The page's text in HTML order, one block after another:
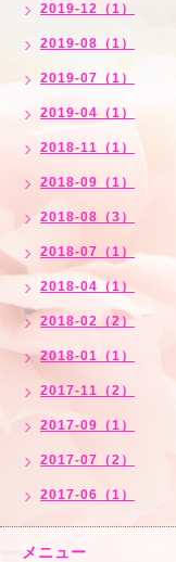
2019-12（1）
2019-08（1）
2019-07（1）
2019-04（1）
2018-11（1）
2018-09（1）
2018-08（3）
2018-07（1）
2018-04（1）
2018-02（2）
2018-01（1）
2017-11（2）
2017-09（1）
2017-07（2）
2017-06（1）
メニュー